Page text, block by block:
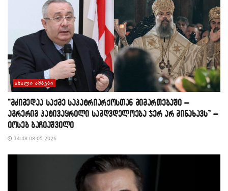
ᲐᲮᲐᲚᲘ ᲐᲛᲑᲔᲑᲘ
“მძიმედაა საქმე საპატრიარქოსთან მიმართებაში –
აგრერიგ პატივაყრილი სამღვდელოება ჯერ არ მინახავს” –
იოსებ ბაჩიაშვილი
14:48 08-05-2026